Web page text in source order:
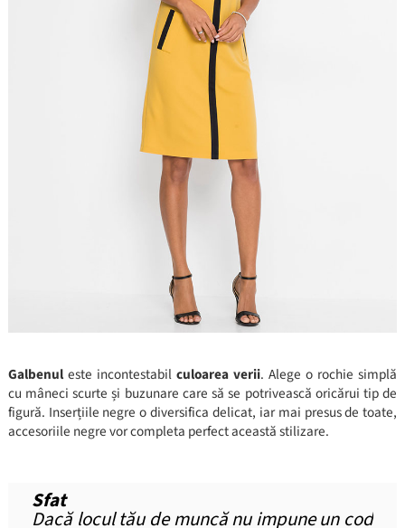
Galbenuleste incontestabil culoarea verii. Alege o rochie simplă
cu mâneci scurte și buzunare care să se potrivească oricărui tip de
figură. Inserțiile negre o diversifica delicat, iar mai presus de toate,
accesoriile negre vor completa perfect această stilizare.
Sfat
Dacă locul tău de muncă nu impune un cod